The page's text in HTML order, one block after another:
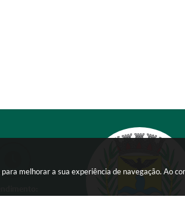
melhorar a sua experiência de navegação. Ao